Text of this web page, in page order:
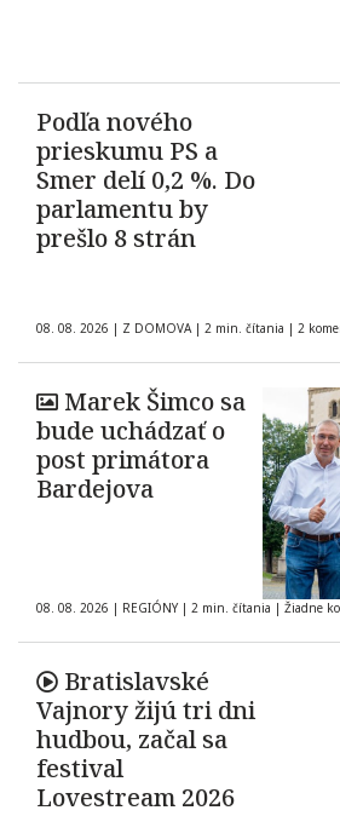
Podľa nového
prieskumu PS a
Smer delí 0,2 %. Do
parlamentu by
prešlo 8 strán
08. 08. 2026 | Z DOMOVA | 2 min. čítania | 2
Marek Šimco sa
bude uchádzať o
post primátora
Bardejova
08. 08. 2026 | REGIÓNY | 2 min. čítania | Žiadne
Bratislavské
Vajnory žijú tri dni
hudbou, začal sa
festival
Lovestream 2026